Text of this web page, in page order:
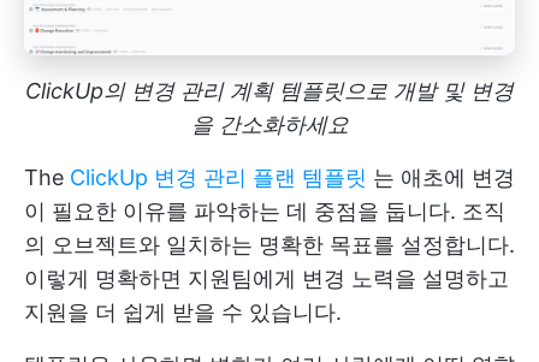
ClickUp의 변경 관리 계획 템플릿으로 개발 및 변경
을 간소화하세요
The ClickUp 변경 관리 플랜 템플릿 는 애초에 변경
이 필요한 이유를 파악하는 데 중점을 둡니다. 조직
의 오브젝트와 일치하는 명확한 목표를 설정합니다.
이렇게 명확하면 지원팀에게 변경 노력을 설명하고
지원을 더 쉽게 받을 수 있습니다.